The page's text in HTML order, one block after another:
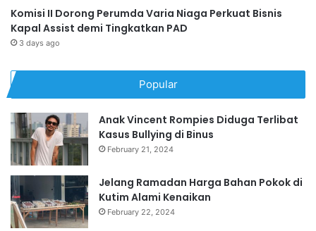
Komisi II Dorong Perumda Varia Niaga Perkuat Bisnis
Kapal Assist demi Tingkatkan PAD
3 days ago
Popular
Anak Vincent Rompies Diduga Terlibat
Kasus Bullying di Binus
February 21, 2024
Jelang Ramadan Harga Bahan Pokok di
Kutim Alami Kenaikan
February 22, 2024